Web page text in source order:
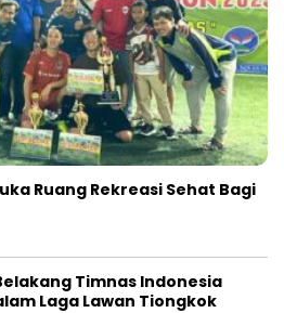
Ruang Rekreasi Sehat Bagi
Timnas Indonesia
Laga Lawan Tiongkok